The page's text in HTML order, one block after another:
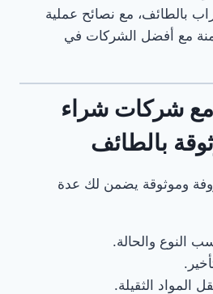
بالطائف، مع نصائح عملية
مع أفضل الشركات في
مع شركات شراء
بالطائف
وموثوقة يضمن لك عدة
النوع والحالة.
المواد الثقيلة.